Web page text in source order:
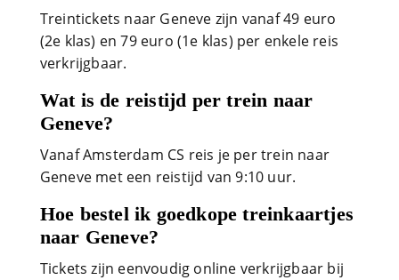
Treintickets naar Geneve zijn vanaf 49 euro
(2e klas) en 79 euro (1e klas) per enkele reis
verkrijgbaar.
Wat is de reistijd per trein naar
Geneve?
Vanaf Amsterdam CS reis je per trein naar
Geneve met een reistijd van 9:10 uur.
Hoe bestel ik goedkope treinkaartjes
naar Geneve?
Tickets zijn eenvoudig online verkrijgbaar bij